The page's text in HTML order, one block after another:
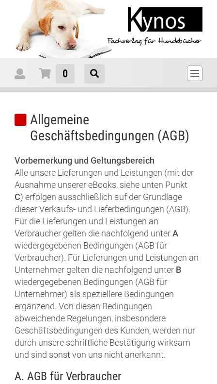
Allgemeine
Geschäftsbedingungen (AGB)
Vorbemerkung und Geltungsbereich
Alle unsere Lieferungen und Leistungen (mit der
Ausnahme unserer eBooks, siehe unten Punkt
C) erfolgen ausschließlich auf der Grundlage
dieser Verkaufs- und Lieferbedingungen (AGB).
Für die Lieferungen und Leistungen an
Verbraucher gelten die nachfolgend unterA
wiedergegebenen Bedingungen (AGB für
Verbraucher). Für Lieferungen und Leistungen an
Unternehmer gelten die nachfolgend unter B
wiedergegebenen Bedingungen (AGB für
Unternehmer) als speziellere Bedingungen
ergänzend. Von diesen Bedingungen
abweichende Regelungen, insbesondere
Geschäftsbedingungen des Kunden, werden nur
durch unsere schriftliche Bestätigung wirksam
und sind sonst von uns nicht anerkannt.
A. AGB für Verbraucher
0